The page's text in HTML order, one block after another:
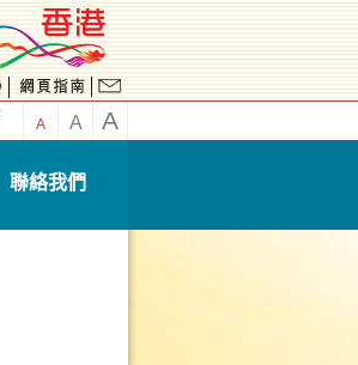
A A A
聯絡我們